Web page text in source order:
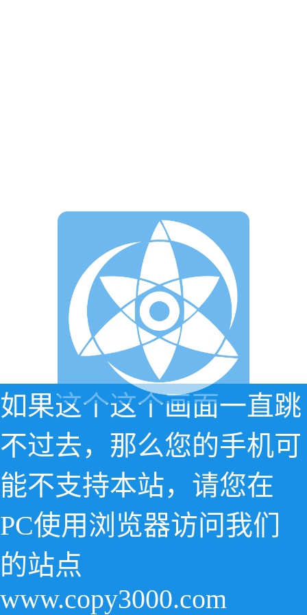
如果这个这个画面一直跳
不过去，那么您的手机可
能不支持本站，请您在
PC使用浏览器访问我们
的站点
www.copy3000.com